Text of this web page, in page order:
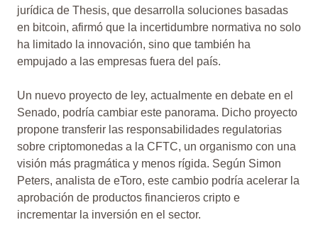
jurídica de Thesis, que desarrolla soluciones basadas
en bitcoin, afirmó que la incertidumbre normativa no solo
ha limitado la innovación, sino que también ha
empujado a las empresas fuera del país.
Un nuevo proyecto de ley, actualmente en debate en el
Senado, podría cambiar este panorama. Dicho proyecto
propone transferir las responsabilidades regulatorias
sobre criptomonedas a la CFTC, un organismo con una
visión más pragmática y menos rígida. Según Simon
Peters, analista de eToro, este cambio podría acelerar la
aprobación de productos financieros cripto e
incrementar la inversión en el sector.